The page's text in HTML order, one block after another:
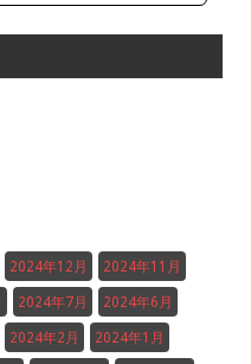
2024年12月 2024年11月
2024年7月 2024年6月
2024年2月 2024年1月